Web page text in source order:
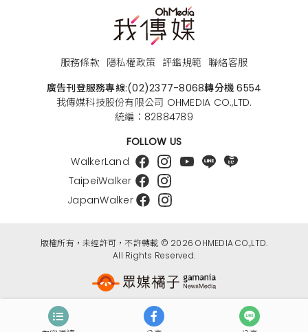
服務條款 隱私權政策 評鑑規範 聯絡客服
廣告刊登服務專線:(02)2377-8068轉分機 6554
我傳媒科技股份有限公司 OHMEDIA CO.,LTD.
統編：82884789
FOLLOW US
WalkerLand
TaipeiWalker
JapanWalker
版權所有，未經許可，不許轉載 © 2026 OHMEDIA CO.,LTD.
All Rights Reserved.